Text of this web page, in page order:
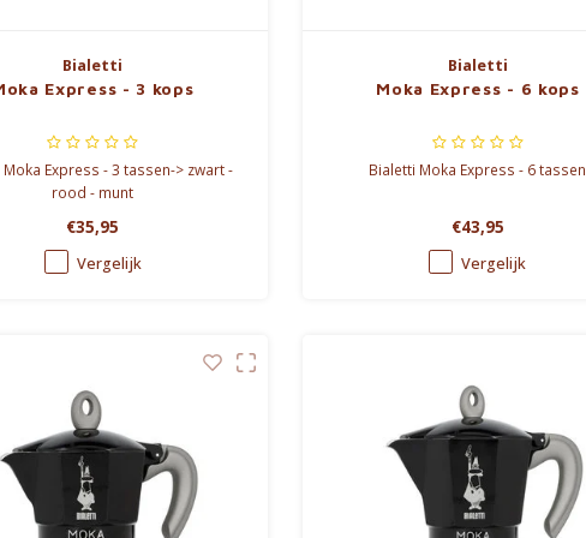
Bialetti
Express - 3 kops
Express - 3 tassen-> zwart -
rood - munt
€35,95
Vergelijk
Bialetti
Moka Express - 6 kops
Bialetti Moka Express - 6 tassen
€43,95
Vergelijk